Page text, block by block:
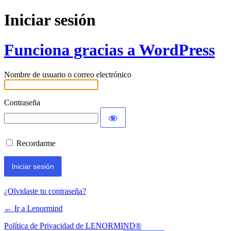
Iniciar sesión
Funciona gracias a WordPress
Nombre de usuario o correo electrónico
Contraseña
Recordarme
¿Olvidaste tu contraseña?
← Ir a Lenormind
Política de Privacidad de LENORMIND®